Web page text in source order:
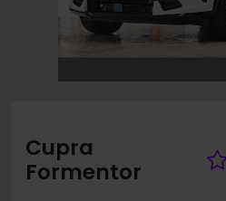
Cupra
Formentor